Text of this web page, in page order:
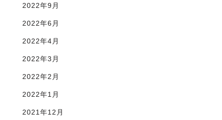
2022年9月
2022年6月
2022年4月
2022年3月
2022年2月
2022年1月
2021年12月